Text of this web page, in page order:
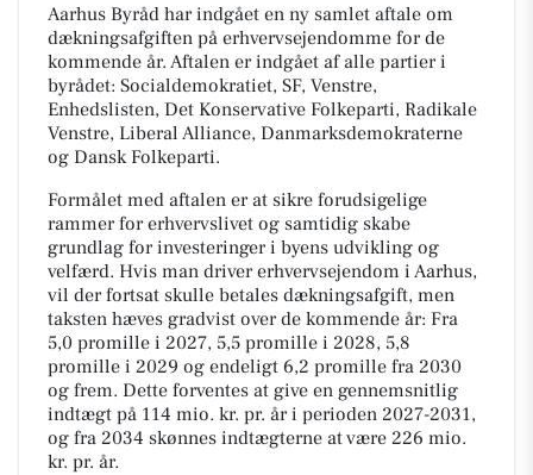
Aarhus Byråd har indgået en ny samlet aftale om
dækningsafgiften på erhvervsejendomme for de
kommende år. Aftalen er indgået af alle partier i
byrådet: Socialdemokratiet, SF, Venstre,
Enhedslisten, Det Konservative Folkeparti, Radikale
Venstre, Liberal Alliance, Danmarksdemokraterne
og Dansk Folkeparti.
Formålet med aftalen er at sikre forudsigelige
rammer for erhvervslivet og samtidig skabe
grundlag for investeringer i byens udvikling og
velfærd. Hvis man driver erhvervsejendom i Aarhus,
vil der fortsat skulle betales dækningsafgift, men
taksten hæves gradvist over de kommende år: Fra
5,0 promille i 2027, 5,5 promille i 2028, 5,8
promille i 2029 og endeligt 6,2 promille fra 2030
og frem. Dette forventes at give en gennemsnitlig
indtægt på 114 mio. kr. pr. år i perioden 2027-2031,
og fra 2034 skønnes indtægterne at være 226 mio.
kr. pr. år.